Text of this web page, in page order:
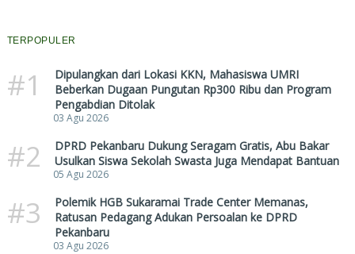
TERPOPULER
#1
Dipulangkan dari Lokasi KKN, Mahasiswa UMRI
Beberkan Dugaan Pungutan Rp300 Ribu dan Program
Pengabdian Ditolak
03 Agu 2026
#2
DPRD Pekanbaru Dukung Seragam Gratis, Abu Bakar
Usulkan Siswa Sekolah Swasta Juga Mendapat Bantuan
05 Agu 2026
#3
Polemik HGB Sukaramai Trade Center Memanas,
Ratusan Pedagang Adukan Persoalan ke DPRD
Pekanbaru
03 Agu 2026